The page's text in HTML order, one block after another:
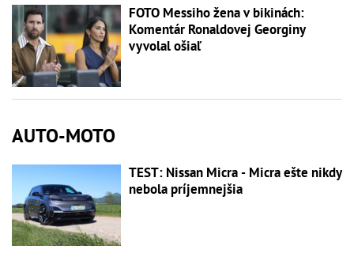
FOTO Messiho žena v bikinách:
Komentár Ronaldovej Georginy
vyvolal ošiaľ
AUTO-MOTO
TEST: Nissan Micra - Micra ešte nikdy
nebola príjemnejšia